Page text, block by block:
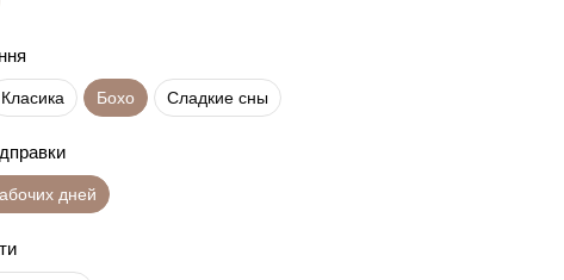
Класика Бохо Сладкие сны
дней